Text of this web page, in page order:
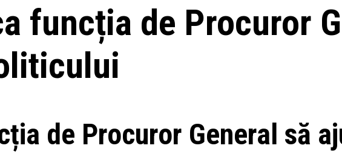
funcția de Procuror
de Procuror General să